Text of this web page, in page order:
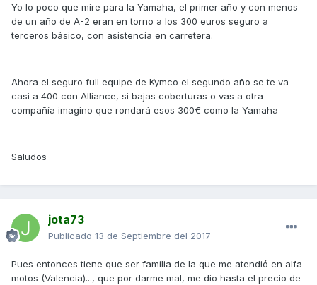
Yo lo poco que mire para la Yamaha, el primer año y con menos
de un año de A-2 eran en torno a los 300 euros seguro a
terceros básico, con asistencia en carretera.
Ahora el seguro full equipe de Kymco el segundo año se te va
casi a 400 con Alliance, si bajas coberturas o vas a otra
compañía imagino que rondará esos 300€ como la Yamaha
Saludos
jota73
Publicado 13 de Septiembre del 2017
Pues entonces tiene que ser familia de la que me atendió en alfa
motos (Valencia)..., que por darme mal, me dio hasta el precio de